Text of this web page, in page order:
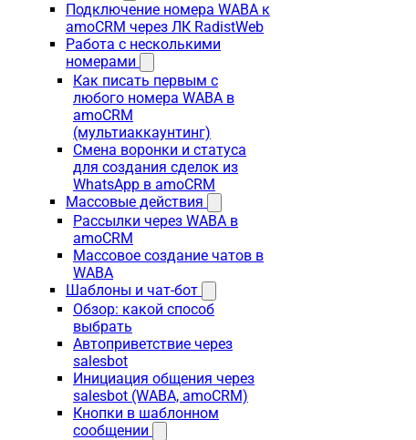
Подключение номера WABA к
amoCRM через ЛК RadistWeb
Работа с несколькими
номерами
Как писать первым с
любого номера WABA в
amoCRM
(мультиаккаунтинг)
Смена воронки и статуса
для создания сделок из
WhatsApp в amoCRM
Массовые действия
Рассылки через WABA в
amoCRM
Массовое создание чатов в
WABA
Шаблоны и чат-бот
Обзор: какой способ
выбрать
Автоприветствие через
salesbot
Инициация общения через
salesbot (WABA, amoCRM)
Кнопки в шаблонном
сообщении